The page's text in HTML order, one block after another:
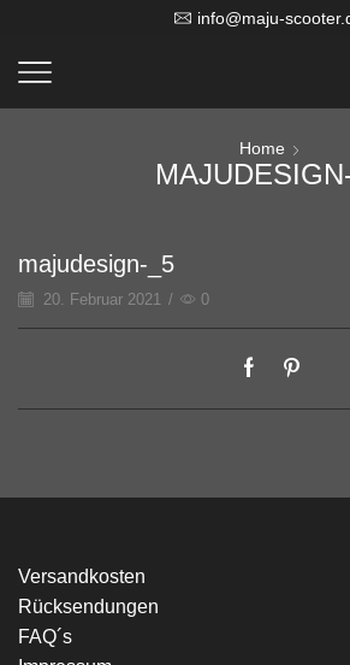
info@maju-
Home
majudesign-_5
20. Februar 2021 / 0
Versandkosten
Rücksendungen
FAQ´s